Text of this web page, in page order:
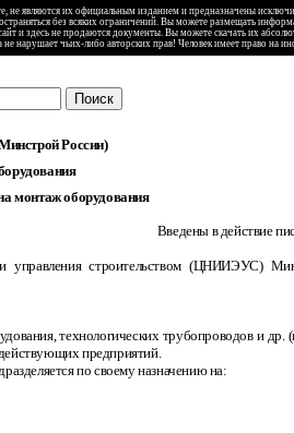
не являются их официальным изданием и предназначены
без всяких ограничений. Вы можете размещать
и здесь не продаются документы. Вы можете скачать их
нарушает чьих-либо авторских прав! Человек имеет право на
России)
монтаж оборудования
Введены в действие
управления строительством (ЦНИИЭУС)
технологических трубопроводов и
предприятий.
по своему назначению на: